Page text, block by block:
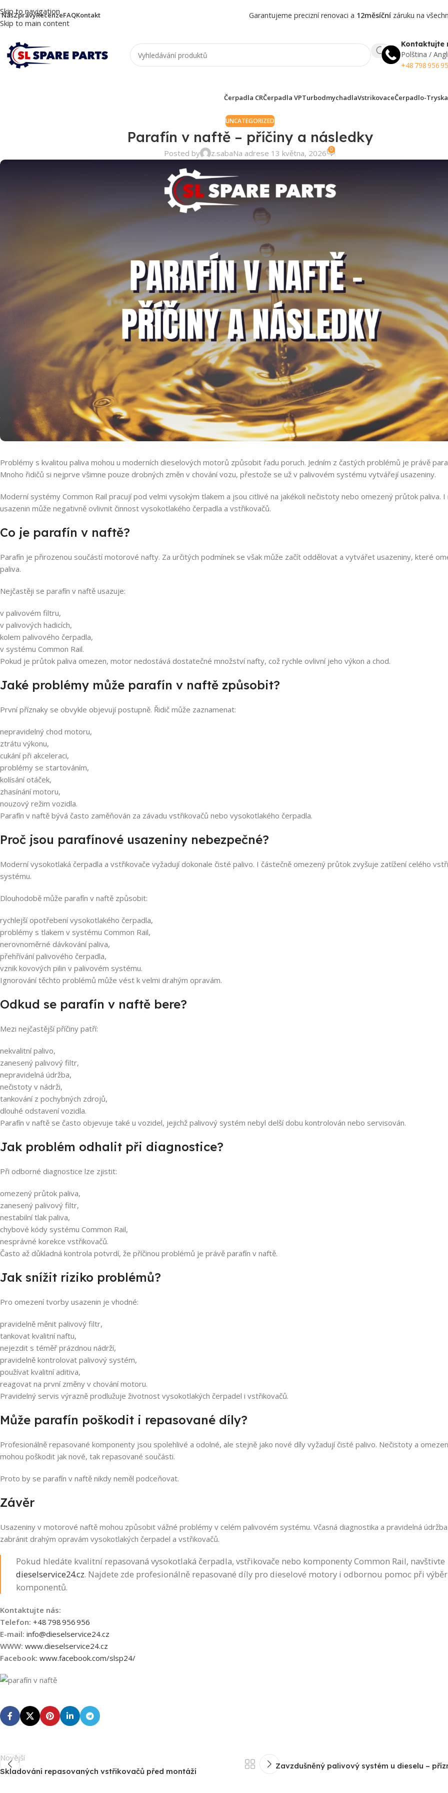
Skip to navigation
Skip to main content
NásZprávyRecenzeFAQKontakt Garantujeme precizní renovaci a 12měsíčnízáruku na
Kontaktujte
Polština /
+48 798 956
Čerpadla CRČerpadla VPTurbodmychadlaVstrikovaceČerpadlo-Tryska
UNCATEGORIZED
Parafín v naftě – příčiny a následky
Posted by z.sabaNa adrese 13 května, 2026 0
Parafín v naftě je problém, který se nejčastěji projevuje v zimě při nízkých teplotách. Vysrážené krystalky parafínu ucpávají
Problémy s kvalitou paliva mohou u moderních dieselových motorů způsobit řadu poruch. Jedním z častých problémů je právě
Mnoho řidičů si nejprve všimne pouze drobných změn v chování vozu, přestože se už v palivovém systému vytvářejí usazeniny.
Moderní systémy Common Rail pracují pod velmi vysokým tlakem a jsou citlivé na jakékoli nečistoty nebo omezený průtok paliva.
usazenin může negativně ovlivnit činnost vysokotlakého čerpadla a vstřikovačů.
Co je parafín v naftě?
Parafín je přirozenou součástí motorové nafty. Za určitých podmínek se však může začít oddělovat a vytvářet usazeniny, které
paliva.
Nejčastěji se parafín v naftě usazuje:
v palivovém filtru,
v palivových hadicích,
kolem palivového čerpadla,
v systému Common Rail.
Pokud je průtok paliva omezen, motor nedostává dostatečné množství nafty, což rychle ovlivní jeho výkon a chod.
Jaké problémy může parafín v naftě způsobit?
První příznaky se obvykle objevují postupně. Řidič může zaznamenat:
nepravidelný chod motoru,
ztrátu výkonu,
cukání při akceleraci,
problémy se startováním,
kolísání otáček,
zhasínání motoru,
nouzový režim vozidla.
Parafín v naftě bývá často zaměňován za závadu vstřikovačů nebo vysokotlakého čerpadla.
Proč jsou parafínové usazeniny nebezpečné?
Moderní vysokotlaká čerpadla a vstřikovače vyžadují dokonale čisté palivo. I částečně omezený průtok zvyšuje zatížení celého
systému.
Dlouhodobě může parafín v naftě způsobit:
rychlejší opotřebení vysokotlakého čerpadla,
problémy s tlakem v systému Common Rail,
nerovnoměrné dávkování paliva,
přehřívání palivového čerpadla,
vznik kovových pilin v palivovém systému.
Ignorování těchto problémů může vést k velmi drahým opravám.
Odkud se parafín v naftě bere?
Mezi nejčastější příčiny patří:
nekvalitní palivo,
zanesený palivový filtr,
nepravidelná údržba,
nečistoty v nádrži,
tankování z pochybných zdrojů,
dlouhé odstavení vozidla.
Parafín v naftě se často objevuje také u vozidel, jejichž palivový systém nebyl delší dobu kontrolován nebo servisován.
Jak problém odhalit při diagnostice?
Při odborné diagnostice lze zjistit:
omezený průtok paliva,
zanesený palivový filtr,
nestabilní tlak paliva,
chybové kódy systému Common Rail,
nesprávné korekce vstřikovačů.
Často až důkladná kontrola potvrdí, že příčinou problémů je právě parafín v naftě.
Jak snížit riziko problémů?
Pro omezení tvorby usazenin je vhodné:
pravidelně měnit palivový filtr,
tankovat kvalitní naftu,
nejezdit s téměř prázdnou nádrží,
pravidelně kontrolovat palivový systém,
používat kvalitní aditiva,
reagovat na první změny v chování motoru.
Pravidelný servis výrazně prodlužuje životnost vysokotlakých čerpadel i vstřikovačů.
Může parafín poškodit i repasované díly?
Profesionálně repasované komponenty jsou spolehlivé a odolné, ale stejně jako nové díly vyžadují čisté palivo. Nečistoty a
mohou poškodit jak nové, tak repasované součásti.
Proto by se parafín v naftě nikdy neměl podceňovat.
Závěr
Usazeniny v motorové naftě mohou způsobit vážné problémy v celém palivovém systému. Včasná diagnostika a pravidelná
zabránit drahým opravám vysokotlakých čerpadel a vstřikovačů.
Pokud hledáte kvalitní repasovaná vysokotlaká čerpadla, vstřikovače nebo komponenty Common Rail, navštivte
dieselservice24.cz. Najdete zde profesionálně repasované díly pro dieselové motory i odbornou pomoc při
komponentů.
Kontaktujte nás:
Telefon: +48 798 956 956
E-mail: info@dieselservice24.cz
WWW: www.dieselservice24.cz
Facebook: www.facebook.com/slsp24/
Novější
Skladování repasovaných vstřikovačů před montáží
Zavzdušněný palivový systém u dieselu –